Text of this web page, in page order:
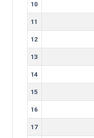
10
11
12
13
14
15
16
17